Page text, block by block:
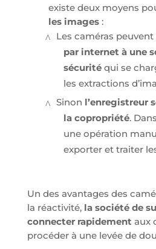
existe deux moyens
les images:
Les caméras
par internet à une
sécuritéqui se
les extractions
Sinon l’enregistreur
la copropriété.
une opération
exporter et traiter
Un des avantages des
la réactivité, la société de
connecter rapidement aux
procéder à une levée de